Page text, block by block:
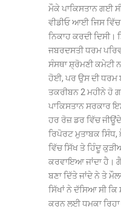
ਮੌਕੇ ਪਾਕਿਸਤਾਨ ਗਈ
ਵੀਡੀਓ ਆਈ ਜਿਸ ਵਿੱਚ
ਨਿਕਾਹ ਕਰਦੀ
ਜਬਰਦਸਤੀ ਧਰਮ
ਸੰਸਥਾ ਸ਼੍ਰੋਮਣੀ ਕਮੇਟੀ
ਹੋਈ, ਪਰ ਉਸ ਦੀ ਧਰਮ
ਤਕਰੀਬਨ 2 ਮਹੀਨੇ ਹੋ
ਪਾਕਿਸਤਾਨ ਸਰਕਾਰ
ਹਰ ਰੋਜ਼ ਡਰ ਵਿੱਚ
ਰਿਪੋਰਟ ਮੁਤਾਬਕ
ਵਿੱਚ ਸਿੱਖ ਤੇ ਹਿੰਦੂ
ਕਰਵਾਇਆ ਜਾਂਦਾ ਹੈ।
ਬਣਾ ਦਿੱਤੇ ਜਾਂਦੇ ਨੇ ਤੇ
ਸਿੱਖਾਂ ਨੇ ਦੱਸਿਆ ਸੀ
ਕਰਨ ਲਈ ਧਮਕਾ ਰਿਹਾ